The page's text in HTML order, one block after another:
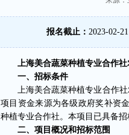
报名截止： 2023-02-21
上海美合蔬菜种植专业合作社
一、招标条件
上海美合蔬菜种植专业合作社
项目资金来源为各级政府奖补资
种植专业合作社。本项目已具备
二、项目概况和招标范围